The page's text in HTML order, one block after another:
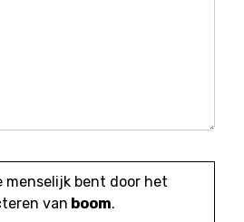
menselijk bent door het
van boom.